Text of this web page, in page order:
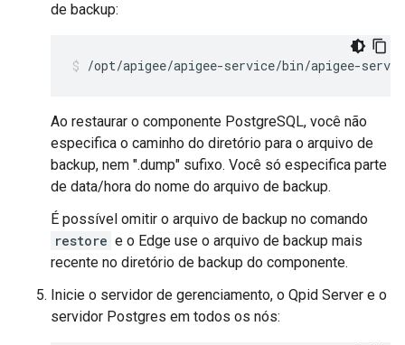
de backup:
/opt/apigee/apigee-service/bin/apigee-
Ao restaurar o componente PostgreSQL, você não
especifica o caminho do diretório para o arquivo de
backup, nem ".dump" sufixo. Você só especifica parte
de data/hora do nome do arquivo de backup.
É possível omitir o arquivo de backup no comando
restore e o Edge use o arquivo de backup mais
recente no diretório de backup do componente.
Inicie o servidor de gerenciamento, o Qpid Server e o
servidor Postgres em todos os nós: